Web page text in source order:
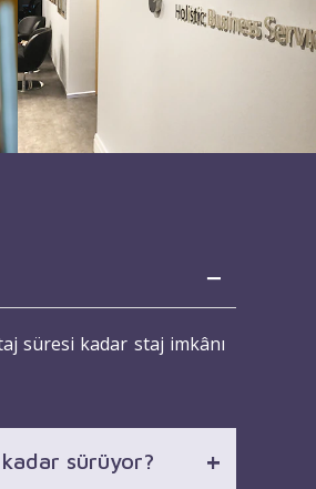
süresi kadar staj imkânı
sürüyor?